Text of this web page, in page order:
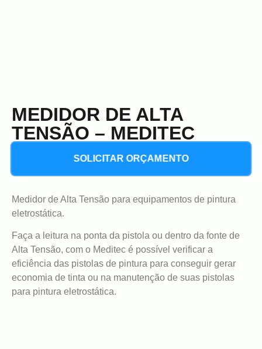
MEDIDOR DE ALTA
TENSÃO – MEDITEC
SOLICITAR ORÇAMENTO
Medidor de Alta Tensão para equipamentos de pintura
eletrostática.
Faça a leitura na ponta da pistola ou dentro da fonte de
Alta Tensão, com o Meditec é possível verificar a
eficiência das pistolas de pintura para conseguir gerar
economia de tinta ou na manutenção de suas pistolas
para pintura eletrostática.